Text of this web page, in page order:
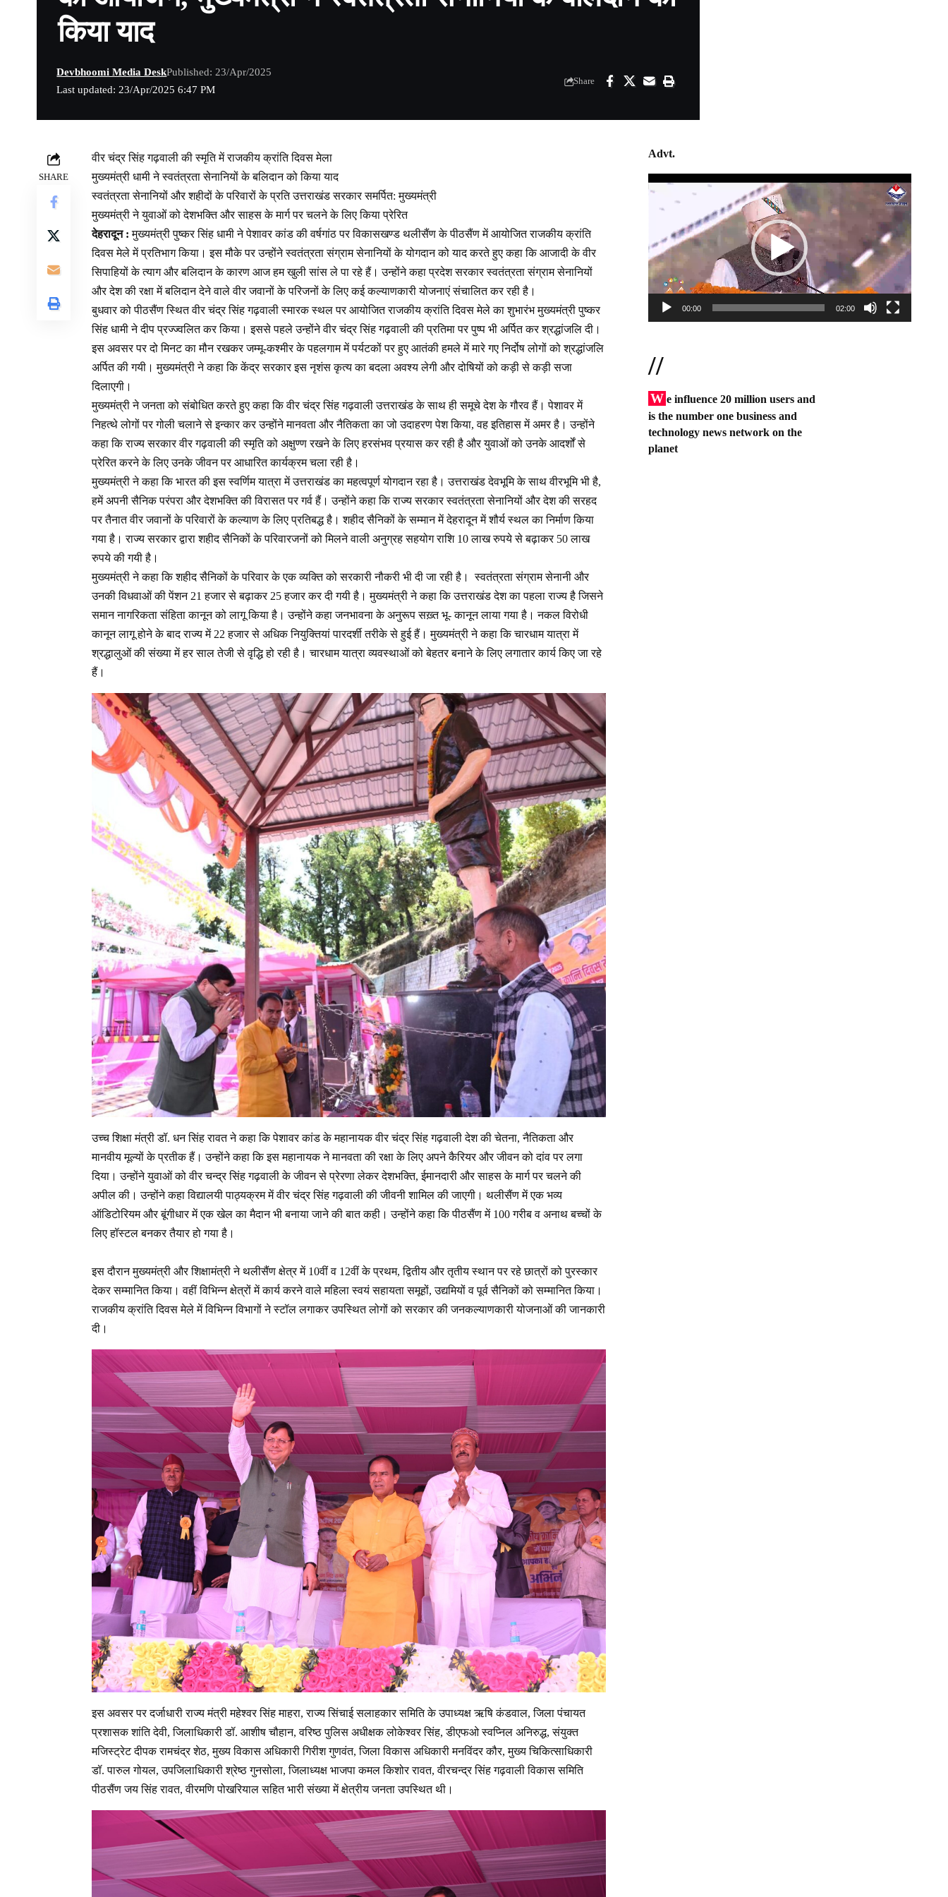
किया याद
Last updated: 23/Apr/2025 6:47 PM
Devbhoomi Media DeskPublished: 23/Apr/2025
Share
SHARE
वीर चंद्र सिंह गढ़वाली की स्मृति में राजकीय क्रांति दिवस मेला
मुख्यमंत्री धामी ने स्वतंत्रता सेनानियों के बलिदान को किया याद
स्वतंत्रता सेनानियों और शहीदों के परिवारों के प्रति उत्तराखंड सरकार समर्पित: मुख्यमंत्री
मुख्यमंत्री ने युवाओं को देशभक्ति और साहस के मार्ग पर चलने के लिए किया प्रेरित
देहरादून :मुख्यमंत्री पुष्कर सिंह धामी ने पेशावर कांड की वर्षगांठ पर विकासखण्ड थलीसैंण के पीठसैंण में आयोजित राजकीय क्रांति
दिवस मेले में प्रतिभाग किया। इस मौके पर उन्होंने स्वतंत्रता संग्राम सेनानियों के योगदान को याद करते हुए कहा कि आजादी के वीर
सिपाहियों के त्याग और बलिदान के कारण आज हम खुली सांस ले पा रहे हैं। उन्होंने कहा प्रदेश सरकार स्वतंत्रता संग्राम सेनानियों
और देश की रक्षा में बलिदान देने वाले वीर जवानों के परिजनों के लिए कई कल्याणकारी योजनाएं संचालित कर रही है।
बुधवार को पीठसैंण स्थित वीर चंद्र सिंह गढ़वाली स्मारक स्थल पर आयोजित राजकीय क्रांति दिवस मेले का शुभारंभ मुख्यमंत्री पुष्कर
सिंह धामी ने दीप प्रज्ज्वलित कर किया। इससे पहले उन्होंने वीर चंद्र सिंह गढ़वाली की प्रतिमा पर पुष्प भी अर्पित कर श्रद्धांजलि दी।
इस अवसर पर दो मिनट का मौन रखकर जम्मू-कश्मीर के पहलगाम में पर्यटकों पर हुए आतंकी हमले में मारे गए निर्दोष लोगों को श्रद्धांजलि
अर्पित की गयी। मुख्यमंत्री ने कहा कि केंद्र सरकार इस नृशंस कृत्य का बदला अवश्य लेगी और दोषियों को कड़ी से कड़ी सजा
दिलाएगी।
मुख्यमंत्री ने जनता को संबोधित करते हुए कहा कि वीर चंद्र सिंह गढ़वाली उत्तराखंड के साथ ही समूचे देश के गौरव हैं। पेशावर में
निहत्थे लोगों पर गोली चलाने से इन्कार कर उन्होंने मानवता और नैतिकता का जो उदाहरण पेश किया, वह इतिहास में अमर है। उन्होंने
कहा कि राज्य सरकार वीर गढ़वाली की स्मृति को अक्षुण्ण रखने के लिए हरसंभव प्रयास कर रही है और युवाओं को उनके आदर्शों से
प्रेरित करने के लिए उनके जीवन पर आधारित कार्यक्रम चला रही है।
मुख्यमंत्री ने कहा कि भारत की इस स्वर्णिम यात्रा में उत्तराखंड का महत्वपूर्ण योगदान रहा है। उत्तराखंड देवभूमि के साथ वीरभूमि भी है,
हमें अपनी सैनिक परंपरा और देशभक्ति की विरासत पर गर्व हैं। उन्होंने कहा कि राज्य सरकार स्वतंत्रता सेनानियों और देश की सरहद
पर तैनात वीर जवानों के परिवारों के कल्याण के लिए प्रतिबद्ध है। शहीद सैनिकों के सम्मान में देहरादून में शौर्य स्थल का निर्माण किया
गया है। राज्य सरकार द्वारा शहीद सैनिकों के परिवारजनों को मिलने वाली अनुग्रह सहयोग राशि 10 लाख रुपये से बढ़ाकर 50 लाख
रुपये की गयी है।
मुख्यमंत्री ने कहा कि शहीद सैनिकों के परिवार के एक व्यक्ति को सरकारी नौकरी भी दी जा रही है। स्वतंत्रता संग्राम सेनानी और
उनकी विधवाओं की पेंशन 21 हजार से बढ़ाकर 25 हजार कर दी गयी है। मुख्यमंत्री ने कहा कि उत्तराखंड देश का पहला राज्य है जिसने
समान नागरिकता संहिता कानून को लागू किया है। उन्होंने कहा जनभावना के अनुरूप सख़्त भू- कानून लाया गया है। नकल विरोधी
कानून लागू होने के बाद राज्य में 22 हजार से अधिक नियुक्तियां पारदर्शी तरीके से हुई हैं। मुख्यमंत्री ने कहा कि चारधाम यात्रा में
श्रद्धालुओं की संख्या में हर साल तेजी से वृद्धि हो रही है। चारधाम यात्रा व्यवस्थाओं को बेहतर बनाने के लिए लगातार कार्य किए जा रहे
हैं।
उच्च शिक्षा मंत्री डॉ. धन सिंह रावत ने कहा कि पेशावर कांड के महानायक वीर चंद्र सिंह गढ़वाली देश की चेतना, नैतिकता और
मानवीय मूल्यों के प्रतीक हैं। उन्होंने कहा कि इस महानायक ने मानवता की रक्षा के लिए अपने कैरियर और जीवन को दांव पर लगा
दिया। उन्होंने युवाओं को वीर चन्द्र सिंह गढ़वाली के जीवन से प्रेरणा लेकर देशभक्ति, ईमानदारी और साहस के मार्ग पर चलने की
अपील की। उन्होंने कहा विद्यालयी पाठ्यक्रम में वीर चंद्र सिंह गढ़वाली की जीवनी शामिल की जाएगी। थलीसैंण में एक भव्य
ऑडिटोरियम और बूंगीधार में एक खेल का मैदान भी बनाया जाने की बात कही। उन्होंने कहा कि पीठसैंण में 100 गरीब व अनाथ बच्चों के
लिए हॉस्टल बनकर तैयार हो गया है।
इस दौरान मुख्यमंत्री और शिक्षामंत्री ने थलीसैंण क्षेत्र में 10वीं व 12वीं के प्रथम, द्वितीय और तृतीय स्थान पर रहे छात्रों को पुरस्कार
देकर सम्मानित किया। वहीं विभिन्न क्षेत्रों में कार्य करने वाले महिला स्वयं सहायता समूहों, उद्यमियों व पूर्व सैनिकों को सम्मानित किया।
राजकीय क्रांति दिवस मेले में विभिन्न विभागों ने स्टॉल लगाकर उपस्थित लोगों को सरकार की जनकल्याणकारी योजनाओं की जानकारी
दी।
इस अवसर पर दर्जाधारी राज्य मंत्री महेश्वर सिंह माहरा, राज्य सिंचाई सलाहकार समिति के उपाध्यक्ष ऋषि कंडवाल, जिला पंचायत
प्रशासक शांति देवी, जिलाधिकारी डॉ. आशीष चौहान, वरिष्ठ पुलिस अधीक्षक लोकेश्वर सिंह, डीएफओ स्वप्निल अनिरुद्ध, संयुक्त
मजिस्ट्रेट दीपक रामचंद्र शेठ, मुख्य विकास अधिकारी गिरीश गुणवंत, जिला विकास अधिकारी मनविंदर कौर, मुख्य चिकित्साधिकारी
डॉ. पारुल गोयल, उपजिलाधिकारी श्रेष्ठ गुनसोला, जिलाध्यक्ष भाजपा कमल किशोर रावत, वीरचन्द्र सिंह गढ़वाली विकास समिति
पीठसैंण जय सिंह रावत, वीरमणि पोखरियाल सहित भारी संख्या में क्षेत्रीय जनता उपस्थित थी।
Advt.
Video
00:00 02:00
//
W e influence 20 million users and
is the number one business and
technology news network on the
planet